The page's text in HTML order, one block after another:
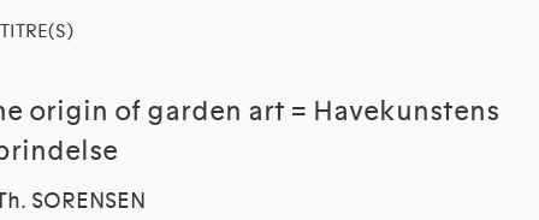
TITRE(S)
origin of garden art = Havekunstens
SORENSEN